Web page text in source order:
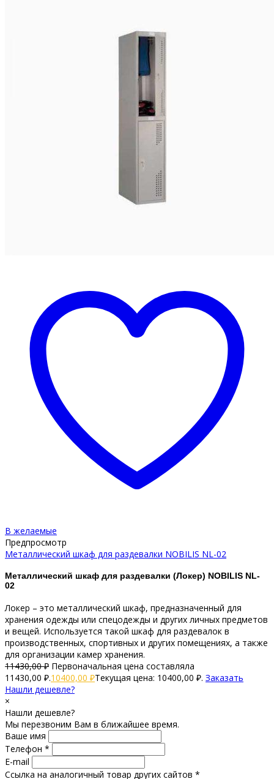
В желаемые
Предпросмотр
Металлический шкаф для раздевалки NOBILIS NL-02
Металлический шкаф для раздевалки (Локер) NOBILIS NL-
02
Локер – это металлический шкаф, предназначенный для
хранения одежды или спецодежды и других личных предметов
и вещей. Используется такой шкаф для раздевалок в
производственных, спортивных и других помещениях, а также
для организации камер хранения.
11430,00₽ Первоначальная цена составляла
11430,00 ₽.10400,00 ₽Текущая цена: 10400,00 ₽. Заказать
Нашли дешевле?
×
Нашли дешевле?
Мы перезвоним Вам в ближайшее время.
Ваше имя
Телефон *
E-mail
Ссылка на аналогичный товар других сайтов *